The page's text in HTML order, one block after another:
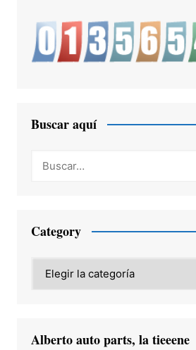
Buscar aquí
Category
Alberto auto parts, la tieeene